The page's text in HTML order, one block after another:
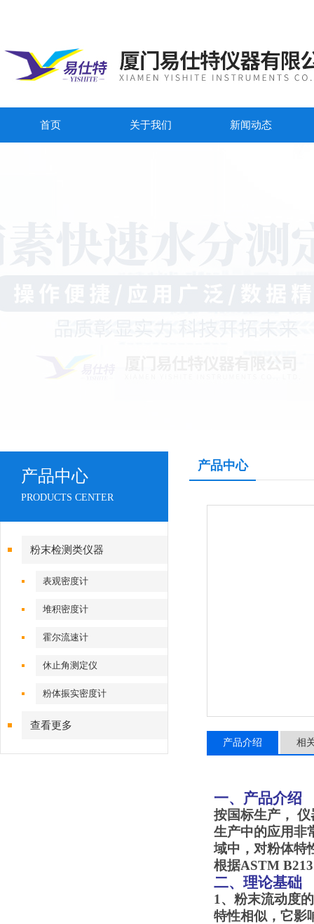
首页 关于我们 新闻动态
产品中心
PRODUCTS CENTER
粉末检测类仪器
表观密度计
堆积密度计
霍尔流速计
休止角测定仪
粉体振实密度计
查看更多
产品中心
产品介绍 相
一、产品介绍
按国标生产，
生产中的应用非
域中，对粉体特
根据ASTM
二、理论基础
1 、粉末流动度
特性相似，它影